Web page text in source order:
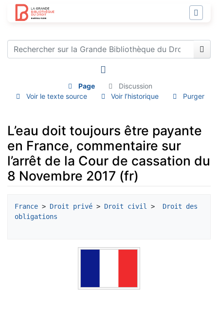
Page
Discussion
Voir le texte source
Voir l’historique Purger
L’eau doit toujours être payante
en France, commentaire sur
l’arrêt de la Cour de cassation du
8 Novembre 2017 (fr)
France > Droit privé > Droit civil >
Droit des
obligations